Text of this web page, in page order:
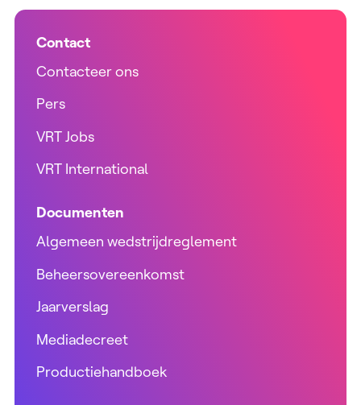
Contact
Contacteer ons
Pers
VRT Jobs
VRT International
Documenten
Algemeen wedstrijdreglement
Beheersovereenkomst
Jaarverslag
Mediadecreet
Productiehandboek